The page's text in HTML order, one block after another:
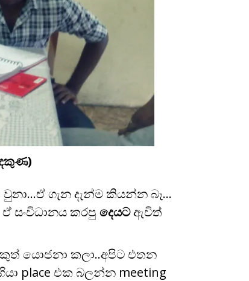
ගැන දැන්ම කියන්න බෑ…
ඒ සංවිධානය කරපු දෙයටඇවිත්
යොජනා කලා..අපිට එතන
place එක බලන්න meeting